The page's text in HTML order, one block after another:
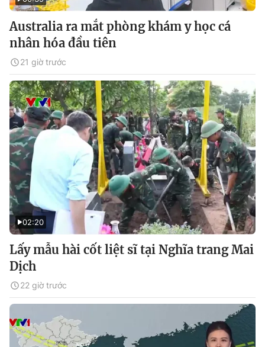
Australia ra mắt phòng khám y học cá
nhân hóa đầu tiên
21 giờ trước
02:20
Lấy mẫu hài cốt liệt sĩ tại Nghĩa trang Mai
Dịch
22 giờ trước